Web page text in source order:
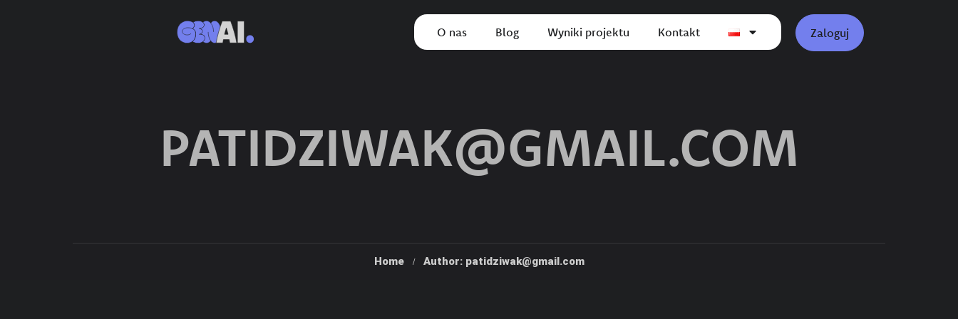
O nas Blog Wyniki projektu Kontakt Zaloguj
PATIDZIWAK@GMAIL.COM
Home Author: patidziwak@gmail.com